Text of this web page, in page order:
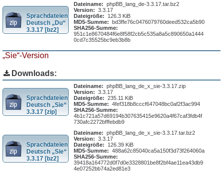
Sprachdateien
Deutsch „Du“
3.3.17 [bz2]
Dateiname: phpBB_lang_de-3.3.17.tar.bz2
Version: 3.3.17
Dateigröße:
126.3 KiB
MD5-Summe: bd3ffe76c0476079760deed532ca5b90
SHA256-Summe:
951c1e8670484f6e8f58f2cb5c535a8a5c890650a1444
0cd7c35525bc9eb3b8b
„Sie“-Version
Downloads:
Sprachdateien
Deutsch „Sie“
3.3.17 [zip]
Dateiname: phpBB_lang_de_x_sie-3.3.17.zip
Version: 3.3.17
Dateigröße: 235.11 KiB
MD5-Summe: 4fef318b8cccf647048bc0af2f3ac994
SHA256-Summe:
4b1c721a57d69194b307635415e9620a4f67caf3fdb4f
730afc2272bfffebdb9
Sprachdateien
Deutsch „Sie“
3.3.17 [bz2]
Dateiname: phpBB_lang_de_x_sie-3.3.17.tar.bz2
Version: 3.3.17
Dateigröße:
126.39 KiB
MD5-Summe: 488a62c85040ca5a150f3d73f264060a
SHA256-Summe:
39418a164772d0f7d0e3328801be8f2bf4ae11ea43db9
4e07252bb74a2ed81e3